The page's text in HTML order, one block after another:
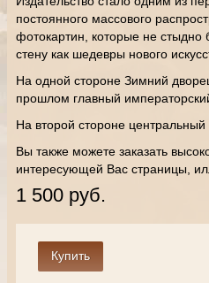
постоянного массового
фотокартин, которые не стыдно
стену как шедевры нового
На одной стороне Зимний
прошлом главный
На второй стороне центральный
Вы также можете заказать
интересующей Вас страницы,
1 500 руб.